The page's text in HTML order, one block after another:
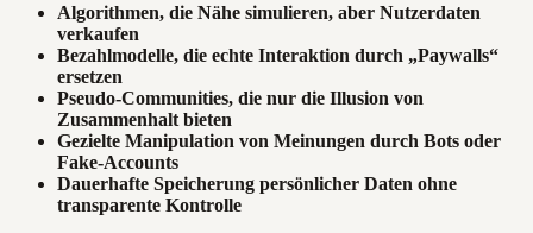
Algorithmen, die Nähe simulieren, aber Nutzerdaten
verkaufen
Bezahlmodelle, die echte Interaktion durch „Paywalls“
ersetzen
Pseudo-Communities, die nur die Illusion von
Zusammenhalt bieten
Gezielte Manipulation von Meinungen durch Bots oder
Fake-Accounts
Dauerhafte Speicherung persönlicher Daten ohne
transparente Kontrolle